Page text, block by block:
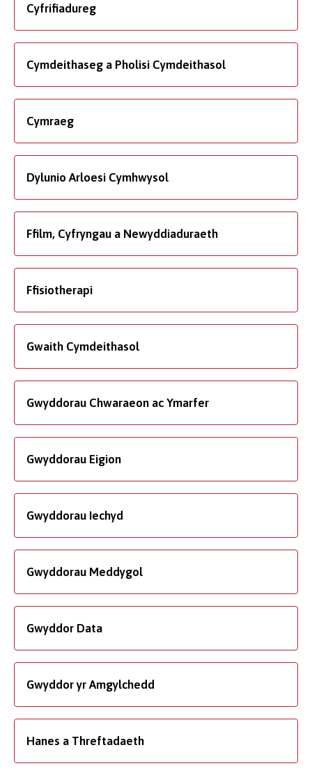
Cyfrifiadureg
Cymdeithaseg a Pholisi Cymdeithasol
Cymraeg
Dylunio Arloesi Cymhwysol
Ffilm, Cyfryngau a Newyddiaduraeth
Ffisiotherapi
Gwaith Cymdeithasol
Gwyddorau Chwaraeon ac Ymarfer
Gwyddorau Eigion
Gwyddorau Iechyd
Gwyddorau Meddygol
Gwyddor Data
Gwyddor yr Amgylchedd
Hanes a Threftadaeth